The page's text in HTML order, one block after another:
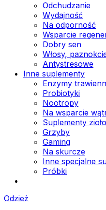
Odchudzanie
Wydajność
Na odporność
Wsparcie
Dobry sen
Włosy,
Antystresowe
Inne suplementy
Enzymy
Probiotyki
Nootropy
Na wsparcie
Suplementy
Grzyby
Gaming
Na skurcze
Inne specjalne
Próbki
Odzież